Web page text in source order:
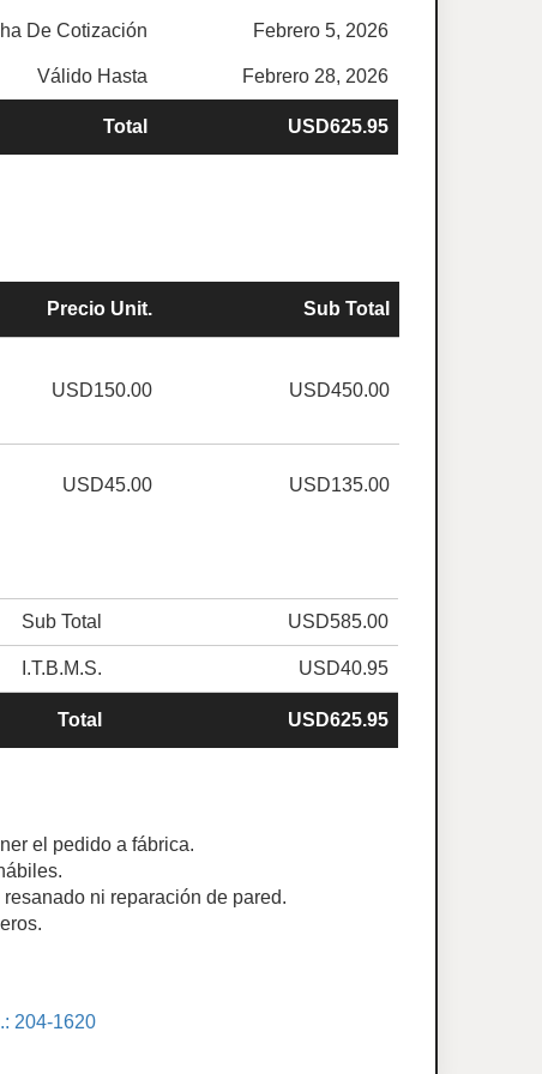
De Cotización Febrero 5, 2026
Válido Hasta Febrero 28, 2026
Total USD625.95
Precio Unit. Sub Total
USD150.00 USD450.00
USD45.00 USD135.00
Sub Total USD585.00
I.T.B.M.S. USD40.95
Total USD625.95
el pedido a fábrica.
ni reparación de pared.
204-1620